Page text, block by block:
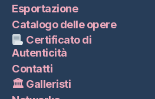
Esportazione
Catalogo delle opere
Certificato di
Autenticità
Contatti
🏛 Galleristi